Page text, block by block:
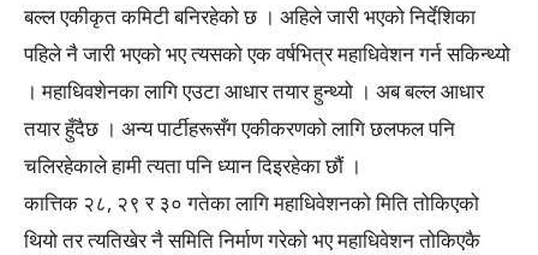
बल्ल एकीकृत कमिटी बनिरहेको छ । अहिले जारी भएको निर्देशिका
पहिले नै जारी भएको भए त्यसको एक वर्षभित्र महाधिवेशन गर्न सकिन्थ्यो
। महाधिवशेनका लागि एउटा आधार तयार हुन्थ्यो । अब बल्ल आधार
तयार हुँदैछ । अन्य पार्टीहरूसँग एकीकरणको लागि छलफल पनि
चलिरहेकाले हामी त्यता पनि ध्यान दिइरहेका छौं ।
कात्तिक २८, २९ र ३० गतेका लागि महाधिवेशनको मिति तोकिएको
थियो तर त्यतिखेर नै समिति निर्माण गरेको भए महाधिवेशन तोकिएकै